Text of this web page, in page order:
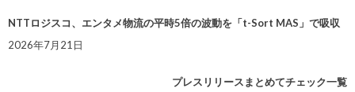
NTTロジスコ、エンタメ物流の平時5倍の波動を「t-Sort MAS」で吸収
2026年7月21日
プレスリリースまとめてチェック一覧